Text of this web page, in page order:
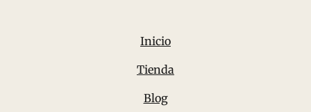
Inicio
Tienda
Blog